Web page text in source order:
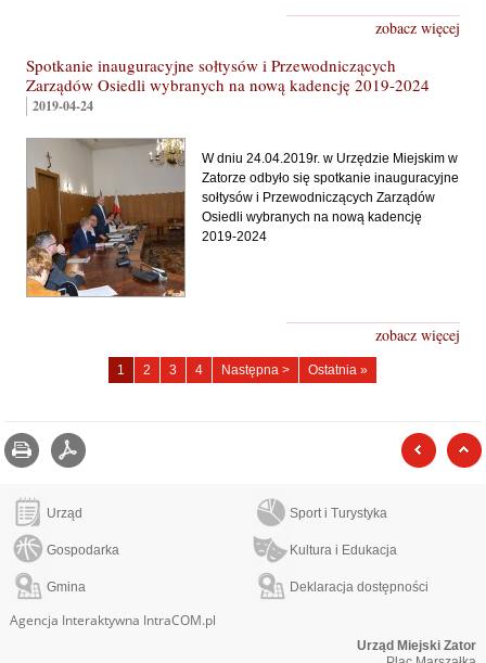
zobacz więcej
Spotkanie inauguracyjne sołtysów i Przewodniczących
Zarządów Osiedli wybranych na nową kadencję 2019-2024
2019-04-24
W dniu 24.04.2019r. w Urzędzie Miejskim w
Zatorze odbyło się spotkanie inauguracyjne
sołtysów i Przewodniczących Zarządów
Osiedli wybranych na nową kadencję
2019-2024
zobacz więcej
Rudze
-
1
Rudze
-
2
Rudze
-
3
Rudze
-
4 Następna > Ostatnia »
Drukuj
Urząd Sport i Turystyka
Gospodarka Kultura i Edukacja
Gmina Deklaracja dostępności
Agencja Interaktywna IntraCOM.pl
Urząd Miejski Zator